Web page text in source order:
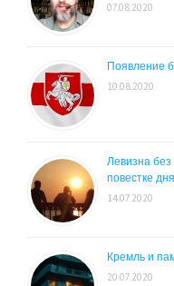
07.08.2020
Появление
10.08.2020
Левизна
повестке дня
14.07.2020
Кремль и
20.07.2020